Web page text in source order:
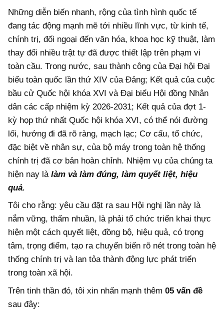
Những diễn biến nhanh, rộng của tình hình quốc tế
đang tác động mạnh mẽ tới nhiều lĩnh vực, từ kinh tế,
chính trị, đối ngoại đến văn hóa, khoa học kỹ thuật, làm
thay đổi nhiều trật tự đã được thiết lập trên phạm vi
toàn cầu. Trong nước, sau thành công của Đại hội Đại
biểu toàn quốc lần thứ XIV của Đảng; Kết quả của cuộc
bầu cử Quốc hội khóa XVI và Đại biểu Hội đồng Nhân
dân các cấp nhiệm kỳ 2026-2031; Kết quả của đợt 1-
kỳ họp thứ nhất Quốc hội khóa XVI, có thể nói đường
lối, hướng đi đã rõ ràng, mạch lạc; Cơ cấu, tổ chức,
đặc biệt về nhân sự, của bộ máy trong toàn hệ thống
chính trị đã cơ bản hoàn chỉnh. Nhiệm vụ của chúng ta
hiện nay là làm và làm đúng, làm quyết liệt, hiệu
quả.
Tôi cho rằng: yêu cầu đặt ra sau Hội nghị lần này là
nắm vững, thấm nhuần, là phải tổ chức triển khai thực
hiện một cách quyết liệt, đồng bộ, hiệu quả, có trọng
tâm, trọng điểm, tạo ra chuyển biến rõ nét trong toàn hệ
thống chính trị và lan tỏa thành động lực phát triển
trong toàn xã hội.
Trên tinh thần đó, tôi xin nhấn mạnh thêm 05 vấn đề
sau đây: